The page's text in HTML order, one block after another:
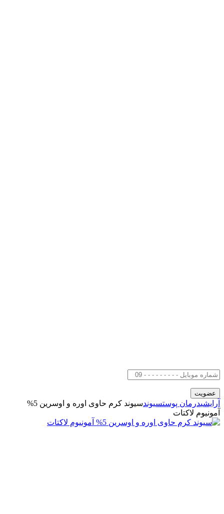
آرایشیدرمان پوستسیوند
سیوند کرم حاوی اوره و اوسرین 5%
آمونیوم لاکتات